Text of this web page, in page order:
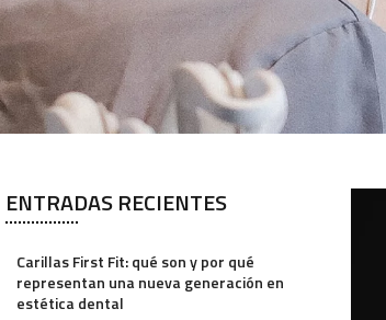
ENTRADAS RECIENTES
Carillas First Fit: qué son y por qué
representan una nueva generación en
estética dental